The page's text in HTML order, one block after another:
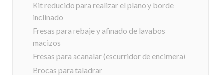
Kit reducido para realizar el plano y borde
inclinado
Fresas para rebaje y afinado de lavabos
macizos
Fresas para acanalar (escurridor de encimera)
Brocas para taladrar